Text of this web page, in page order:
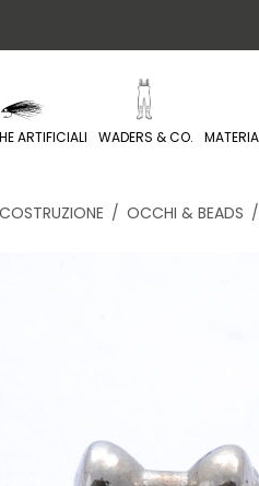
ARTIFICIALI WADERS & CO.
OCCHI & BEADS